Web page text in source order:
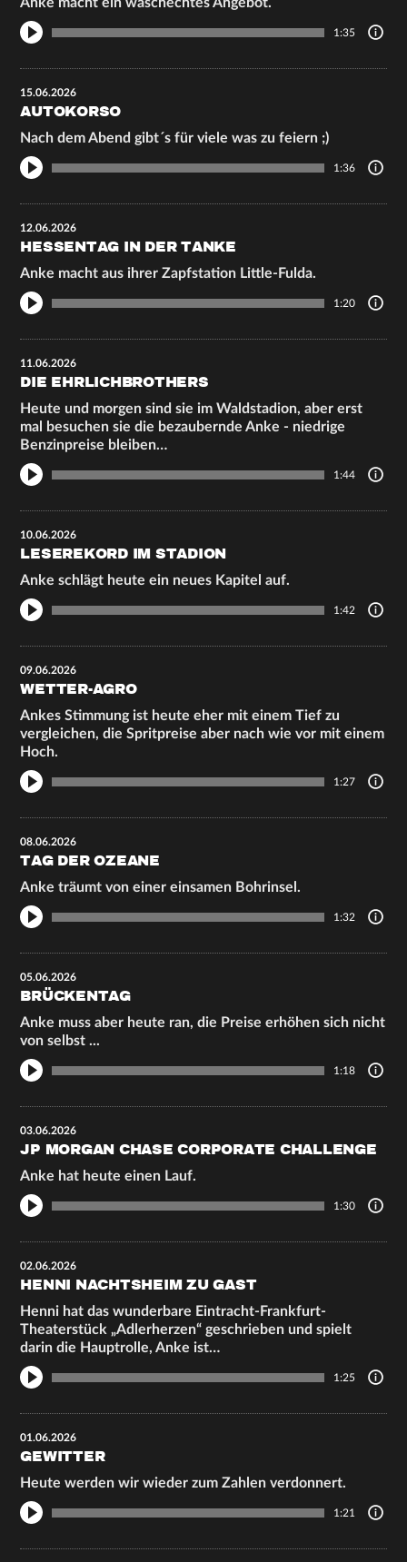
1:35
15.06.2026
AUTOKORSO
Nach dem Abend gibt´s für viele was zu feiern ;)
1:36
12.06.2026
HESSENTAG IN DER TANKE
Anke macht aus ihrer Zapfstation Little-Fulda.
1:20
11.06.2026
DIE EHRLICHBROTHERS
Heute und morgen sind sie im Waldstadion, aber erst
mal besuchen sie die bezaubernde Anke - niedrige
Benzinpreise bleiben…
1:44
10.06.2026
LESEREKORD IM STADION
Anke schlägt heute ein neues Kapitel auf.
1:42
09.06.2026
WETTER-AGRO
Ankes Stimmung ist heute eher mit einem Tief zu
vergleichen, die Spritpreise aber nach wie vor mit einem
Hoch.
1:27
08.06.2026
TAG DER OZEANE
Anke träumt von einer einsamen Bohrinsel.
1:32
05.06.2026
BRÜCKENTAG
Anke muss aber heute ran, die Preise erhöhen sich nicht
von selbst ...
1:18
03.06.2026
JP MORGAN CHASE CORPORATE CHALLENGE
Anke hat heute einen Lauf.
1:30
02.06.2026
HENNI NACHTSHEIM ZU GAST
Henni hat das wunderbare Eintracht-Frankfurt-
Theaterstück „Adlerherzen“ geschrieben und spielt
darin die Hauptrolle, Anke ist…
1:25
01.06.2026
GEWITTER
Heute werden wir wieder zum Zahlen verdonnert.
1:21